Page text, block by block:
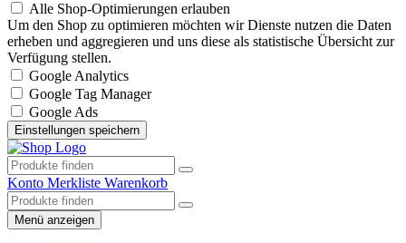
Alle Shop-Optimierungen erlauben
Um den Shop zu optimieren möchten wir Dienste nutzen die Daten
erheben und aggregieren und uns diese als statistische Übersicht zur
Verfügung stellen.
Google Analytics
Google Tag Manager
Google Ads
Konto Merkliste Warenkorb
Menü anzeigen